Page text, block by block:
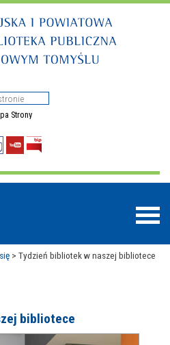
Strony
> Tydzień bibliotek w naszej bibliotece
bibliotece